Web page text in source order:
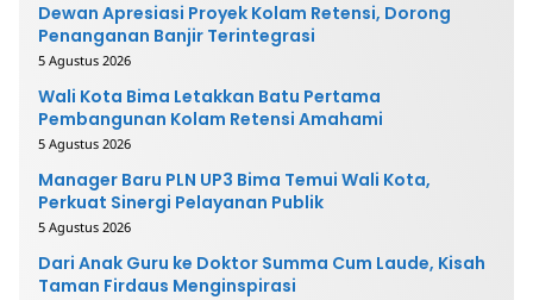
Dewan Apresiasi Proyek Kolam Retensi, Dorong
Penanganan Banjir Terintegrasi
5 Agustus 2026
Wali Kota Bima Letakkan Batu Pertama
Pembangunan Kolam Retensi Amahami
5 Agustus 2026
Manager Baru PLN UP3 Bima Temui Wali Kota,
Perkuat Sinergi Pelayanan Publik
5 Agustus 2026
Dari Anak Guru ke Doktor Summa Cum Laude, Kisah
Taman Firdaus Menginspirasi